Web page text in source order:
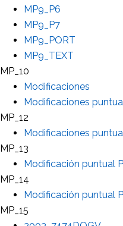
MP9_P6
MP9_P7
MP9_PORT
MP9_TEXT
MP_10
Modificaciones
Modificaciones
MP_12
Modificaciones
MP_13
Modificación puntual
MP_14
Modificación puntual
MP_15